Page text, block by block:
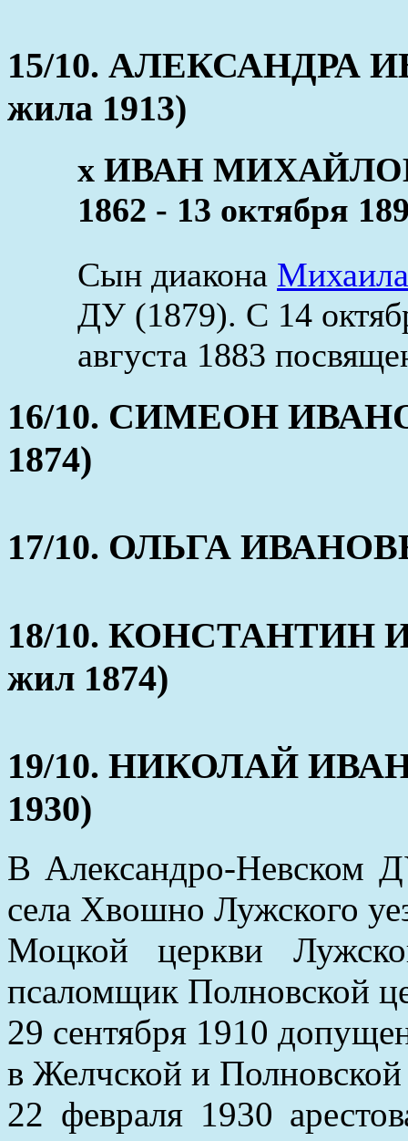
15/10. АЛЕКСАНДРА
жила 1913)
x ИВАН
1862 - 13 октября
Сын диакона Михаила
ДУ (1879). С 14
августа 1883
16/10. СИМЕОН
1874)
17/10. ОЛЬГА
18/10. КОНСТАНТИН
жил 1874)
19/10. НИКОЛАЙ
1930)
В Александро-Невском
села Хвошно Лужского
Моцкой церкви
псаломщик Полновской
29 сентября 1910
в Желчской и
22 февраля 1930